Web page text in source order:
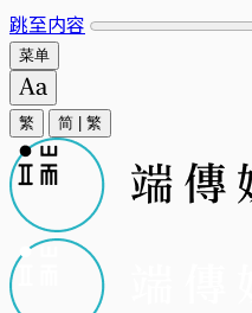
跳至内容
菜单
繁 简 繁